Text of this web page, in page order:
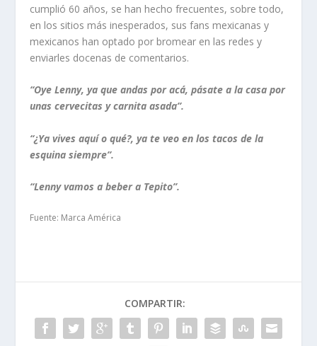
cumplió 60 años, se han hecho frecuentes, sobre todo,
en los sitios más inesperados, sus fans mexicanas y
mexicanos han optado por bromear en las redes y
enviarles docenas de comentarios.
“Oye Lenny, ya que andas por acá, pásate a la casa por
unas cervecitas y carnita asada”.
“¿Ya vives aquí o qué?, ya te veo en los tacos de la
esquina siempre”.
“Lenny vamos a beber a Tepito”.
Fuente: Marca América
COMPARTIR: